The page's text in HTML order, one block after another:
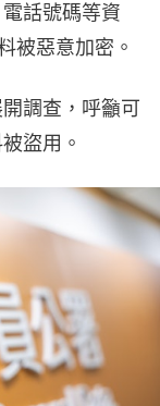
話號碼等資
被惡意加密。
調查，呼籲可
盜用。